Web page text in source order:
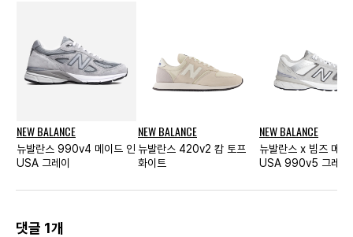
NEW BALANCE
뉴발란스 990v4 메이드 인
USA 그레이
NEW BALANCE
뉴발란스 420v2 캄 토프
화이트
NEW BALANCE
뉴발란스 x 빔즈 메이
USA 990v5 그레이
댓글 1개